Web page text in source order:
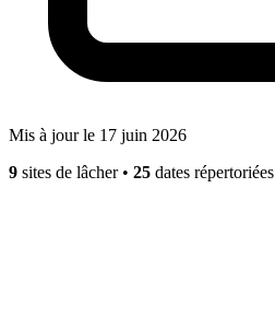
Mis à jour le 17 juin 2026
9 sites de lâcher • 25 dates répertoriées